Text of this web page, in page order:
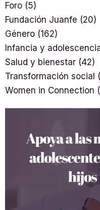
Foro (5)
Fundación Juanfe (20)
Género (162)
Infancia y
Salud y bienestar (42)
Transformación social
Women in Connection